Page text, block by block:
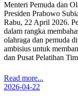
Menteri Pemuda dan
Presiden Prabowo
Rabu, 22 April 2026.
dalam rangka
olahraga dan pemuda
ambisius untuk
dan Pusat Pelatihan
Read more...
2026-04-22